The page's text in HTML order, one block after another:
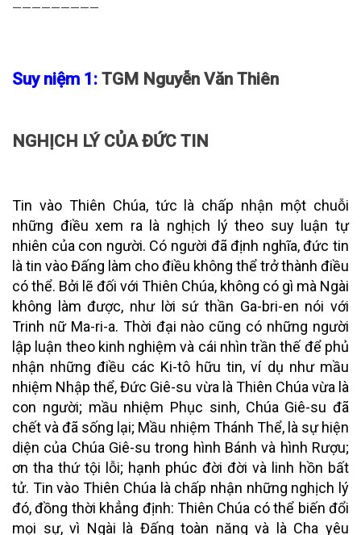
—————————
Suy niệm 1: TGM Nguyễn Văn Thiên
NGHỊCH LÝ CỦA ĐỨC TIN
Tin vào Thiên Chúa, tức là chấp nhận một chuỗi
những điều xem ra là nghịch lý theo suy luận tự
nhiên của con người. Có người đã định nghĩa, đức tin
là tin vào Đấng làm cho điều không thể trở thành điều
có thể. Bởi lẽ đối với Thiên Chúa, không có gì mà Ngài
không làm được, như lời sứ thần Ga-bri-en nói với
Trinh nữ Ma-ri-a. Thời đại nào cũng có những người
lập luận theo kinh nghiệm và cái nhìn trần thế để phủ
nhận những điều các Ki-tô hữu tin, ví dụ như mầu
nhiệm Nhập thể, Đức Giê-su vừa là Thiên Chúa vừa là
con người; mầu nhiệm Phục sinh, Chúa Giê-su đã
chết và đã sống lại; Mầu nhiệm Thánh Thể, là sự hiện
diện của Chúa Giê-su trong hình Bánh và hình Rượu;
ơn tha thứ tội lỗi; hạnh phúc đời đời và linh hồn bất
tử. Tin vào Thiên Chúa là chấp nhận những nghịch lý
đó, đồng thời khẳng định: Thiên Chúa có thể biến đổi
mọi sự, vì Ngài là Đấngtoàn năng và là Chayêu